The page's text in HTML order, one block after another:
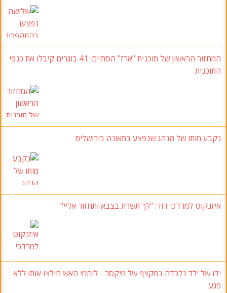
המחזור הראשון של תוכנית "ארז" הסתיים: 41
בוגרים קיבלו את כנפי
התוכנית
נקבע מותו של הנהג שנפצע בתאונה בירושלים
איזנקוט למרדכי דוד: "לך תשרת בצבא ותחזור אליי"
ידו של ילד נלכדה במקצף של מיקסר - לוחמי האש חילצו אותו ללא
פגע